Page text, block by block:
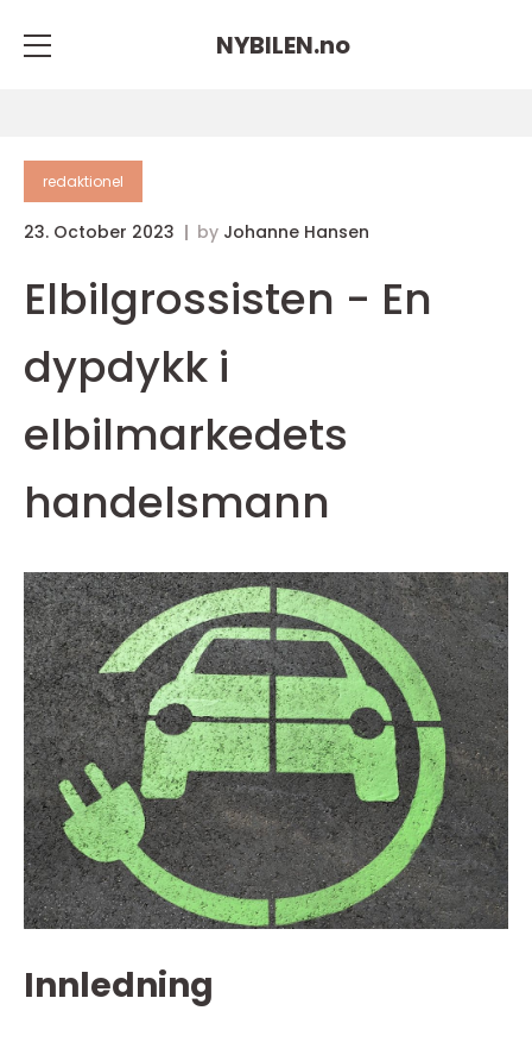
NYBILEN.no
redaktionel
23. October 2023 by Johanne Hansen
Elbilgrossisten - En
dypdykk i
elbilmarkedets
handelsmann
Innledning